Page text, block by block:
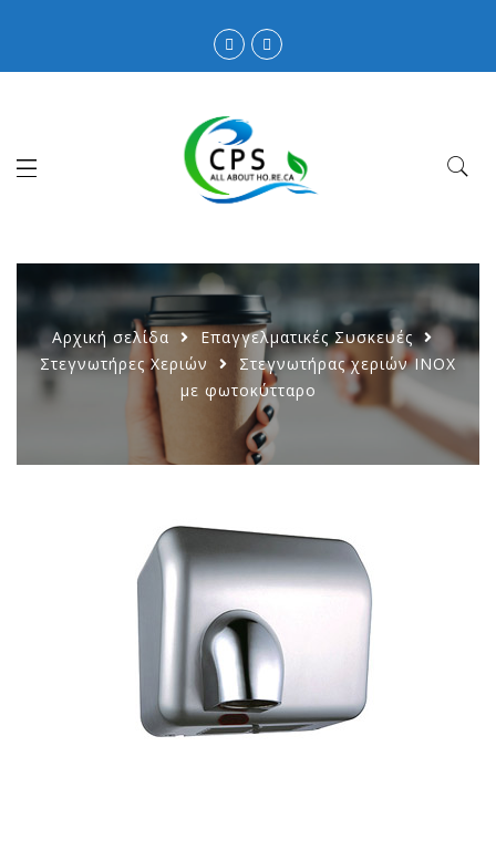
Αρχική σελίδα
Επαγγελματικές Συσκευές
Στεγνωτήρες Χεριών
Στεγνωτήρας χεριών ΙΝΟΧ
με φωτοκύτταρο